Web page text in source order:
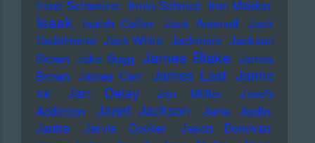
Irene Schweizer Irmin Schmidt Iron Maiden
Isaak Isaiah Collier Jack Antonoff Jack
DeJohnette Jack White Jackmate Jackson
Brown Jake Bugg James Blake James
Brown James Carr James Last Jamie
xx
Jan Delay Jan Müller
Jane's
Addiction
Janet Jackson
Janis Joplin
Jantra
Jarvis Cocker
Jason Donovan